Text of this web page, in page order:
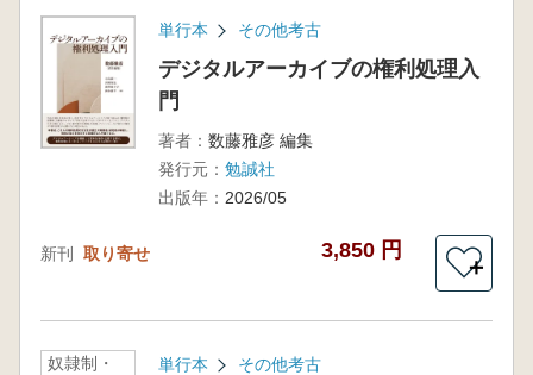
単行本 その他考古
デジタルアーカイブの権利処理入
門
著者： 数藤雅彦 編集
発行元： 勉誠社
出版年： 2026/05
新刊 取り寄せ 3,850 円
＋
奴隷制・
単行本 その他考古